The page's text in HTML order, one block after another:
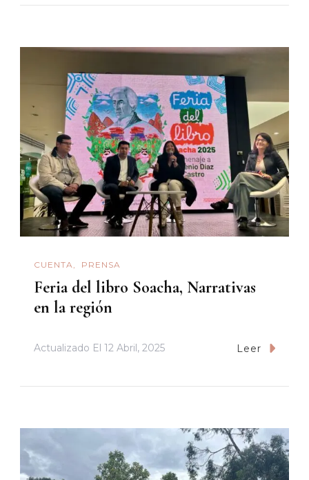
CUENTA PRENSA
Feria del libro Soacha, Narrativas
en la región
Actualizado El 12 Abril, 2025 Leer